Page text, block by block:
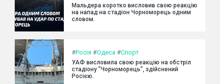
Мальдера коротко висловив свою реакцію
на напад на стадіон Чорноморець одним
словом.
#Росія #Одеса #Спорт
УАФ висловила свою реакцію на обстріл
стадіону "Чорноморець", здійснений
Росією.